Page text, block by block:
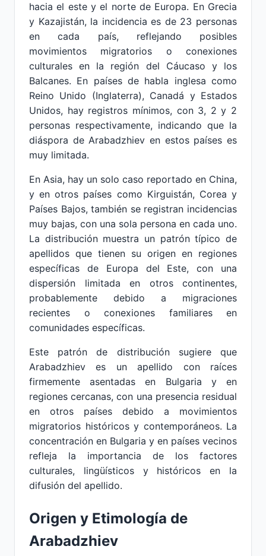
hacia el este y el norte de Europa. En Grecia
y Kazajistán, la incidencia es de 23 personas
en cada país, reflejando posibles
movimientos migratorios o conexiones
culturales en la región del Cáucaso y los
Balcanes. En países de habla inglesa como
Reino Unido (Inglaterra), Canadá y Estados
Unidos, hay registros mínimos, con 3, 2 y 2
personas respectivamente, indicando que la
diáspora de Arabadzhiev en estos países es
muy limitada.
En Asia, hay un solo caso reportado en China,
y en otros países como Kirguistán, Corea y
Países Bajos, también se registran incidencias
muy bajas, con una sola persona en cada uno.
La distribución muestra un patrón típico de
apellidos que tienen su origen en regiones
específicas de Europa del Este, con una
dispersión limitada en otros continentes,
probablemente debido a migraciones
recientes o conexiones familiares en
comunidades específicas.
Este patrón de distribución sugiere que
Arabadzhiev es un apellido con raíces
firmemente asentadas en Bulgaria y en
regiones cercanas, con una presencia residual
en otros países debido a movimientos
migratorios históricos y contemporáneos. La
concentración en Bulgaria y en países vecinos
refleja la importancia de los factores
culturales, lingüísticos y históricos en la
difusión del apellido.
Origen y Etimología de
Arabadzhiev